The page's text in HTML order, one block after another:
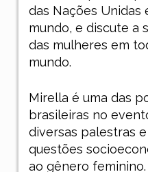
das Nações Unidas
mundo, e discute a
das mulheres em
mundo.
Mirella é uma das
brasileiras no
diversas palestras
questões
ao gênero